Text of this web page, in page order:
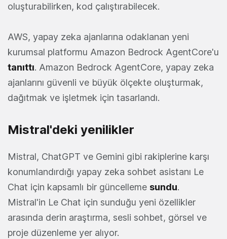
oluşturabilirken, kod çalıştırabilecek.
AWS, yapay zeka ajanlarına odaklanan yeni
kurumsal platformu Amazon Bedrock AgentCore'u
tanıttı. Amazon Bedrock AgentCore, yapay zeka
ajanlarını güvenli ve büyük ölçekte oluşturmak,
dağıtmak ve işletmek için tasarlandı.
Mistral'deki yenilikler
Mistral, ChatGPT ve Gemini gibi rakiplerine karşı
konumlandırdığı yapay zeka sohbet asistanı Le
Chat için kapsamlı bir güncelleme sundu.
Mistral'in Le Chat için sunduğu yeni özellikler
arasında derin araştırma, sesli sohbet, görsel ve
proje düzenleme yer alıyor.